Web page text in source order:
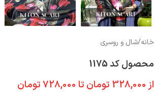
خانه/شال و روسری
محصول کد 1175
از 328,000 تومان تا 728,000تومان